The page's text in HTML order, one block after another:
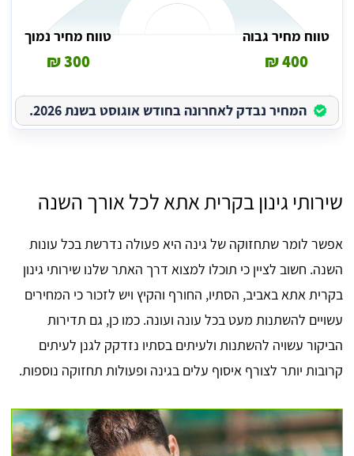
טווח מחיר גבוה
400 ₪
טווח מחיר נמוך
300 ₪
המחיר נבדק לאחרונה בחודש אוגוסט בשנת 2026.
שירותי גינון בקרית אתא לכל אורך השנה
אפשר לומר שתחזוקה של גינה היא פעולה נדרשת בכל עונות
השנה. חשוב לציין כי תוכלו למצוא דרך האתר שלנו שירותי גינון
בקרית אתא באביב, הסתיו, החורף והקיץ ויש לזכור כי המחירים
עשויים להשתנות מעט בכל עונה ועונה. כמו כן, גם תדירות
הביקור עשויה להשתנות ולעיתים בסתיו נזדקק לגנן לעיתים
קרובות יותר לצורף איסוף עלים בגינה ופעולות תחזוקה נוספות.